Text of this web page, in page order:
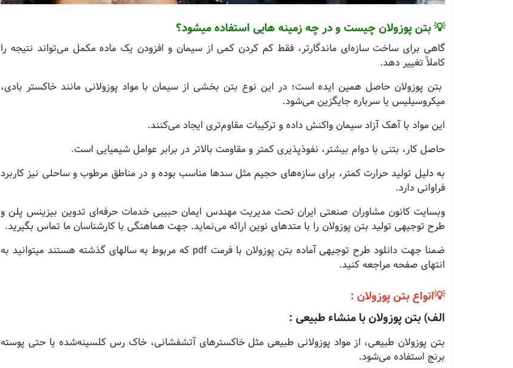
💡 بتن پوزولان چیست و در چه زمینه هایی استفاده میشود؟
گاهی برای ساخت سازه‌ای ماندگارتر، فقط کم کردن کمی از سیمان و افزودن یک ماده مکمل می‌تواند نتیجه را
کاملاً تغییر دهد.
بتن پوزولان حاصل همین ایده است؛ در این نوع بتن بخشی از سیمان با مواد پوزولانی مانند خاکستر بادی،
میکروسیلیس یا سرباره جایگزین می‌شود.
این مواد با آهک آزاد سیمان واکنش داده و ترکیبات مقاوم‌تری ایجاد می‌کنند.
حاصل کار، بتنی با دوام بیشتر، نفوذپذیری کمتر و مقاومت بالاتر در برابر عوامل شیمیایی است.
به دلیل تولید حرارت کمتر، برای سازه‌های حجیم مثل سدها مناسب بوده و در مناطق مرطوب و ساحلی نیز کاربرد
فراوانی دارد.
وبسایت کانون مشاوران صنعتی ایران تحت مدیریت مهندس ایمان حبیبی خدمات حرفه‌ای تدوین بیزینس پلن و
طرح توجیهی تولید بتن پوزولان را با متدهای نوین ارائه می‌نماید. جهت هماهنگی با کارشناسان ما تماس بگیرید.
ضمنا جهت دانلود طرح توجیهی آماده بتن پوزولان با فرمت pdf که مربوط به سالهای گذشته هستند میتوانید به
انتهای صفحه مراجعه کنید.
💡انواع بتن پوزولان :
الف) بتن پوزولان با منشاء طبیعی :
بتن پوزولان طبیعی، از مواد پوزولانی طبیعی مثل خاکسترهای آتشفشانی، خاک رس کلسینه‌شده یا حتی پوسته
برنج استفاده می‌شود.